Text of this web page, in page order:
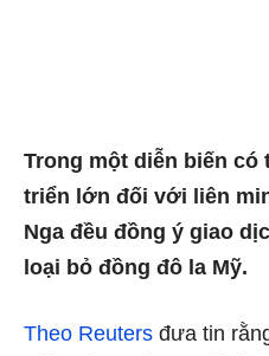
Trong một diễn biến
triển lớn đối với liên
Nga đều đồng ý giao
loại bỏ đồng đô la Mỹ.
Theo Reuters đưa tin